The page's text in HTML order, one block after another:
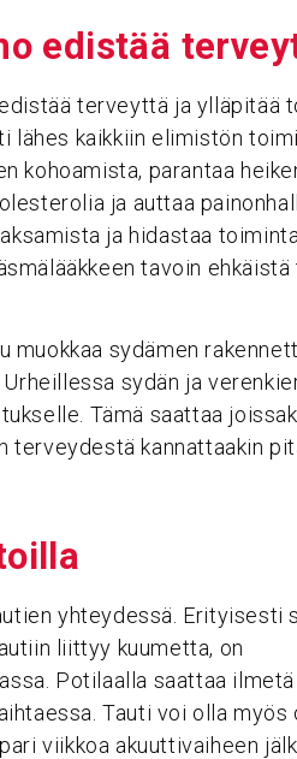
edistää
terveyttä ja ylläpitää
lähes kaikkiin elimistön
kohoamista, parantaa
ja auttaa
ja hidastaa
tavoin ehkäistä
muokkaa sydämen
sydän ja
Tämä saattaa
terveydestä kannattaakin
yhteydessä. Erityisesti
liittyy kuumetta, on
Potilaalla saattaa
Tauti voi olla myös
viikkoa akuuttivaiheen